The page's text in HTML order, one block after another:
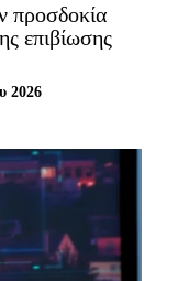
προσδοκία
επιβίωσης
2026